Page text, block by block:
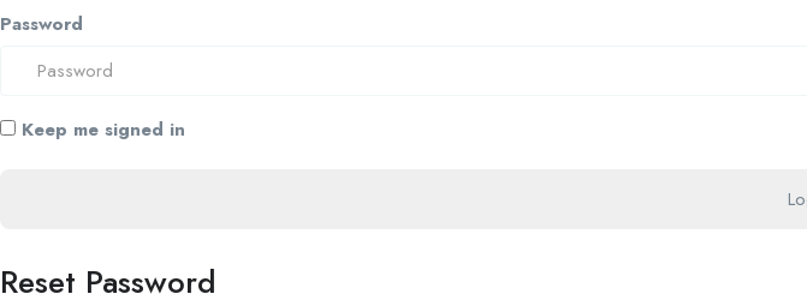
Password
Keep me signed in
Reset Password